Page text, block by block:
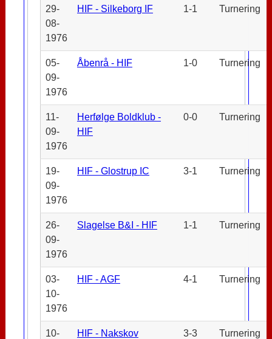
29-
08-
1976
HIF - Silkeborg IF 1-1 Turnering
05-
09-
1976
Åbenrå - HIF 1-0 Turnering
11-
09-
1976
Herfølge Boldklub -
HIF
0-0 Turnering
19-
09-
1976
HIF - Glostrup IC 3-1 Turnering
26-
09-
1976
Slagelse B&I - HIF 1-1 Turnering
03-
10-
1976
HIF - AGF 4-1 Turnering
10-
HIF - Nakskov
3-3 Turnering